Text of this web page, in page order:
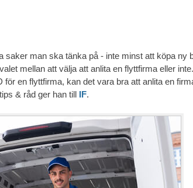
saker man ska tänka på - inte minst att köpa ny
mellan att välja att anlita en flyttfirma eller
en flyttfirma, kan det vara bra att anlita en
& råd ger han till IF.